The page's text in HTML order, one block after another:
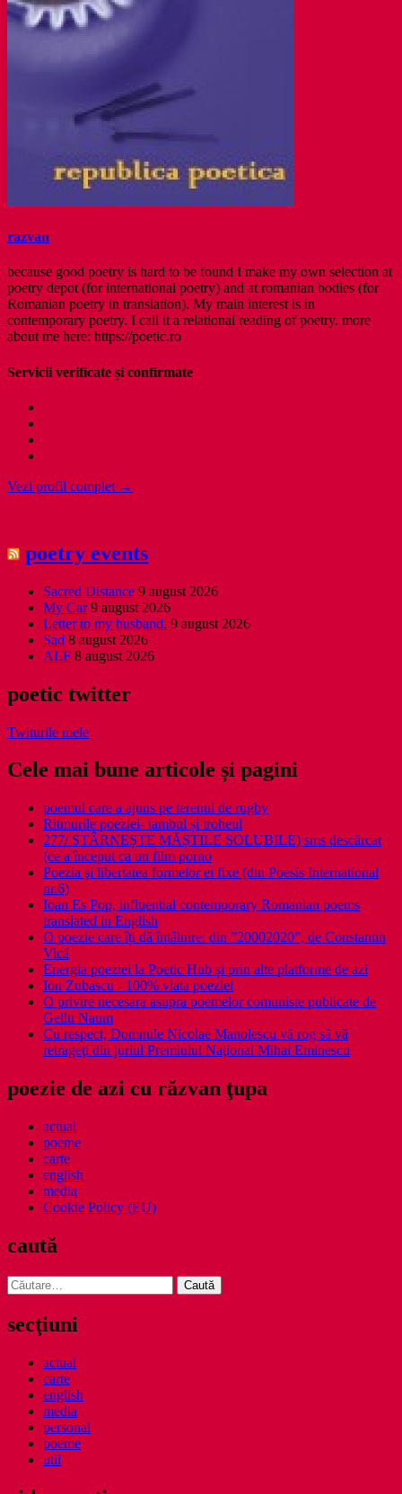
razvan
because good poetry is hard to be found I make my own selection at
poetry depot (for international poetry) and at romanian bodies (for
Romanian poetry in translation). My main interest is in
contemporary poetry. I call it a relational reading of poetry. more
about me here: https://poetic.ro
Servicii verificate și confirmate
Vezi profil complet →
poetry events
Sacred Distance 9 august 2026
My Car 9 august 2026
Letter to my husband. 9 august 2026
Sad 8 august 2026
ALF 8 august 2026
poetic twitter
Twiturile mele
Cele mai bune articole și pagini
poemul care a ajuns pe terenul de rugby
Ritmurile poeziei- iambul și troheul
277/ STÂRNEȘTE MĂȘTILE SOLUBILE) sms descărcat
(ce a început ca un film porno
Poezia şi libertatea formelor ei fixe (din Poesis International
nr.6)
Ioan Es Pop, influential contemporary Romanian poems
translated in English
O poezie care îți dă întâlnire: din ”20002020”, de Constantin
Vică
Energia poeziei la Poetic Hub și prin alte platforme de azi
Ion Zubascu - 100% viata poeziei
O privire necesara asupra poemelor comuniste publicate de
Gellu Naum
Cu respect, Domnule Nicolae Manolescu vă rog să vă
retrageţi din juriul Premiului Naţional Mihai Eminescu
poezie de azi cu răzvan ţupa
actual
poeme
carte
english
media
Cookie Policy (EU)
caută
Caută
după:
secţiuni
actual
carte
english
media
personal
poeme
util